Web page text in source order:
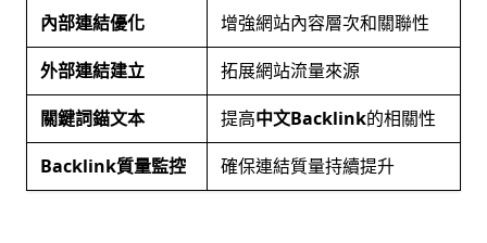
內部連結優化
增強網站內容層次和關聯性
外部連結建立
拓展網站流量來源
關鍵詞錨文本
提高中文Backlink的相關性
Backlink質量監控
確保連結質量持續提升